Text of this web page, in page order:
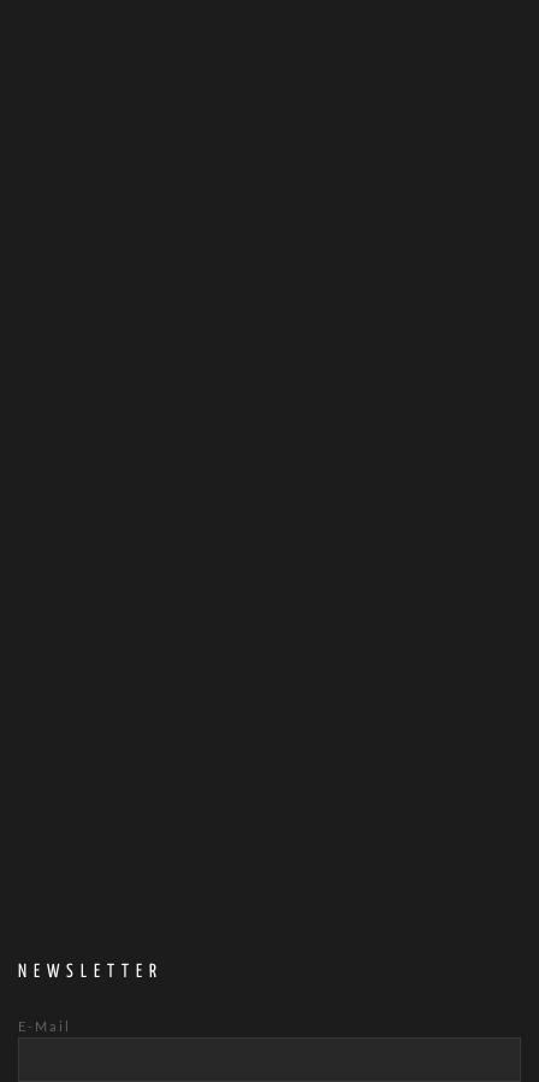
NEWSLETTER
E-Mail